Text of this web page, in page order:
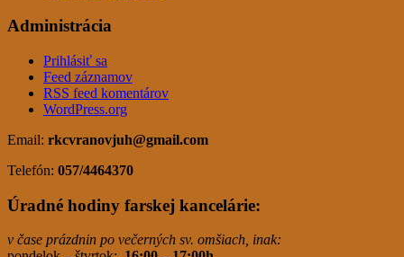
Administrácia
Prihlásiť sa
Feed záznamov
RSS feed komentárov
WordPress.org
Email: rkcvranovjuh@gmail.com
Telefón: 057/4464370
Úradné hodiny farskej kancelárie:
v čase prázdnin po večerných sv. omšiach, inak: